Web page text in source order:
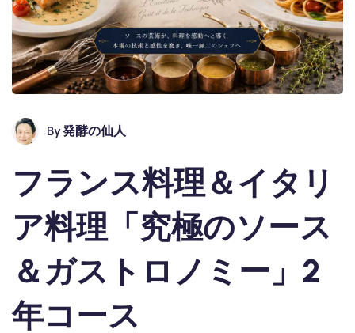
By発酵の仙人
フランス料理＆イタリ
ア料理「究極のソース
＆ガストロノミー」2
年コース